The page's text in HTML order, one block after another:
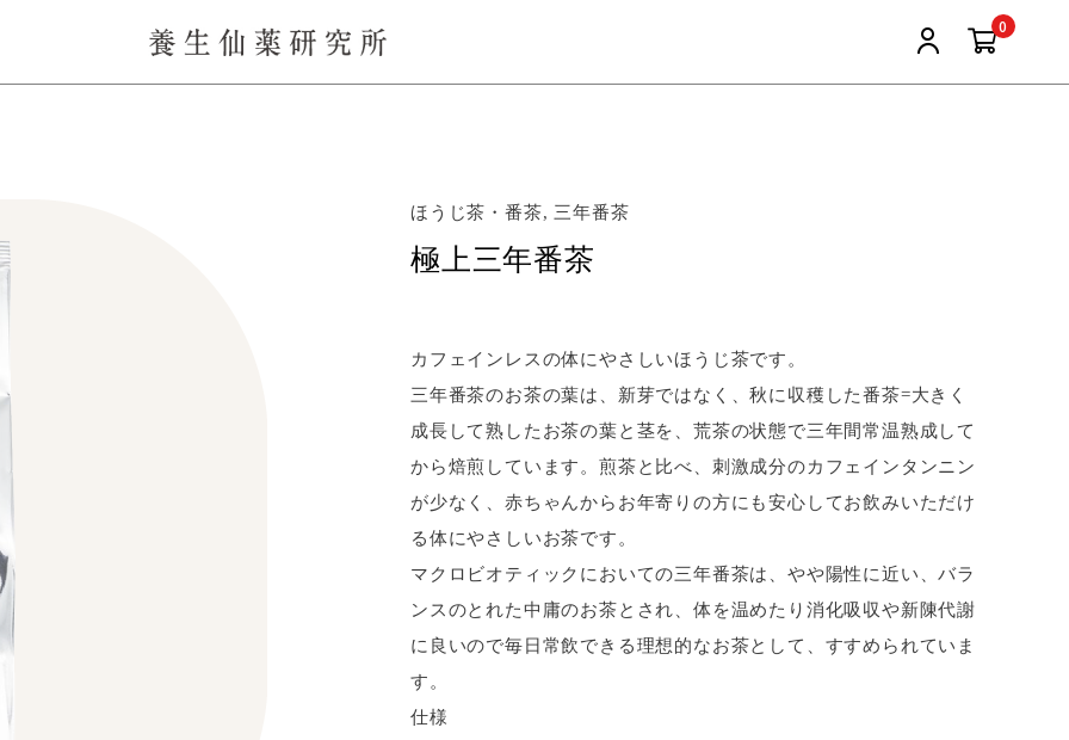
0
ほうじ茶・番茶, 三年番茶
極上三年番茶
カフェインレスの体にやさしいほうじ茶です。
三年番茶のお茶の葉は、新芽ではなく、秋に収穫した番茶=大きく
成長して熟したお茶の葉と茎を、荒茶の状態で三年間常温熟成して
から焙煎しています。煎茶と比べ、刺激成分のカフェインタンニン
が少なく、赤ちゃんからお年寄りの方にも安心してお飲みいただけ
る体にやさしいお茶です。
マクロビオティックにおいての三年番茶は、やや陽性に近い、バラ
ンスのとれた中庸のお茶とされ、体を温めたり消化吸収や新陳代謝
に良いので毎日常飲できる理想的なお茶として、すすめられていま
す。
仕様